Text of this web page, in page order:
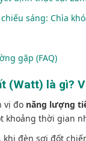
sáng: Chìa
gặp (FAQ)
(Watt) là gì?
vị đo năng lượng
khoảng thời gian
khi đèn sợi đốt